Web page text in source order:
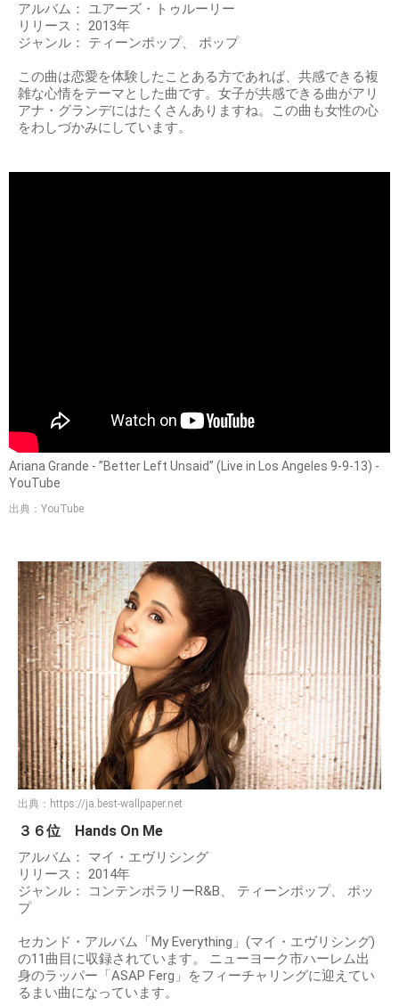
アルバム： ユアーズ・トゥルーリー
リリース： 2013年
ジャンル： ティーンポップ、 ポップ
この曲は恋愛を体験したことある方であれば、共感できる複
雑な心情をテーマとした曲です。女子が共感できる曲がアリ
アナ・グランデにはたくさんありますね。この曲も女性の心
をわしづかみにしています。
Ariana Grande - ”Better Left Unsaid” (Live in Los Angeles 9-9-13) -
YouTube
出典：YouTube
出典： https://ja.best-wallpaper.net
３６位 Hands On Me
アルバム： マイ・エヴリシング
リリース： 2014年
ジャンル： コンテンポラリーR&B、 ティーンポップ、 ポッ
プ
セカンド・アルバム「My Everything」(マイ・エヴリシング)
の11曲目に収録されています。 ニューヨーク市ハーレム出
身のラッパー「ASAP Ferg」をフィーチャリングに迎えてい
るまい曲になっています。